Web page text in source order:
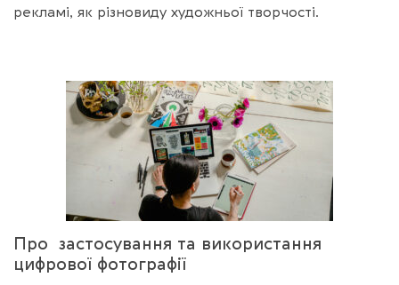
рекламі, як різновиду художньої творчості.
Про застосування та використання
цифрової фотографії